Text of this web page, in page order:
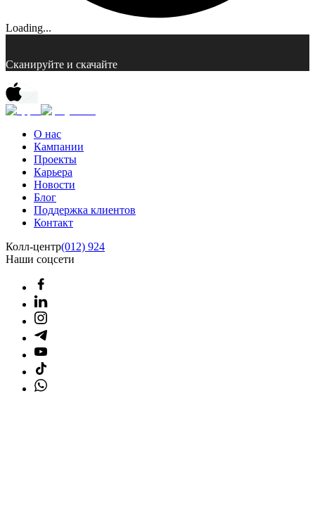
Loading...
Сканируйте и скачайте
О нас
Кампании
Проекты
Карьера
Новости
Блог
Поддержка клиентов
Контакт
Колл-центр(012) 924
Наши соцсети